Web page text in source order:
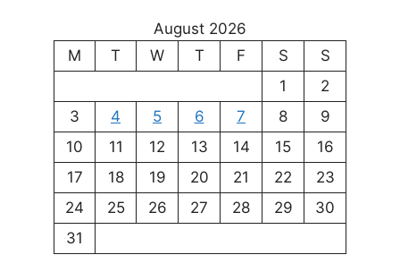
August 2026
M
T W T F S
S
1
2
3
4 5 6 7 8
9
10
11 12 13 14 15
16
17
18 19 20 21 22
23
24
25 26 27 28 29
30
31